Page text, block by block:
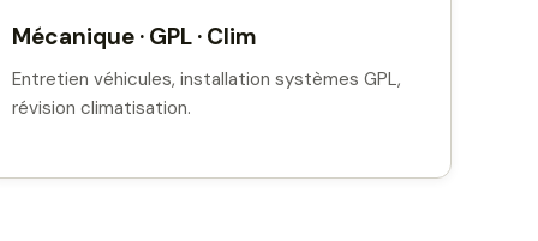
Mécanique · GPL · Clim
Entretien véhicules, installation systèmes GPL,
révision climatisation.